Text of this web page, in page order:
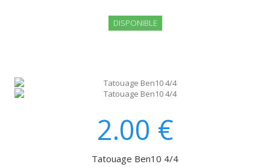
DISPONIBLE
2.00 €
Tatouage Ben10 4/4